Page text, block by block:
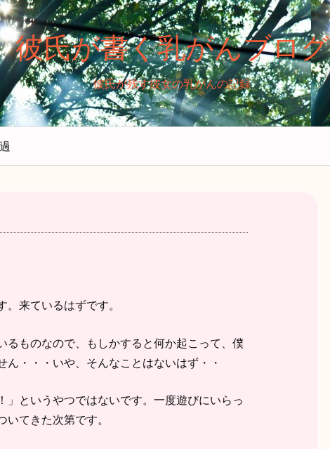
彼氏が書く乳がんブログ
彼氏が残す彼女の乳がんの記録
来ているはずです。
るものなので、もしかすると何か起こって、僕
・・・いや、そんなことはないはず・・
」というやつではないです。一度遊びにいらっ
てきた次第です。